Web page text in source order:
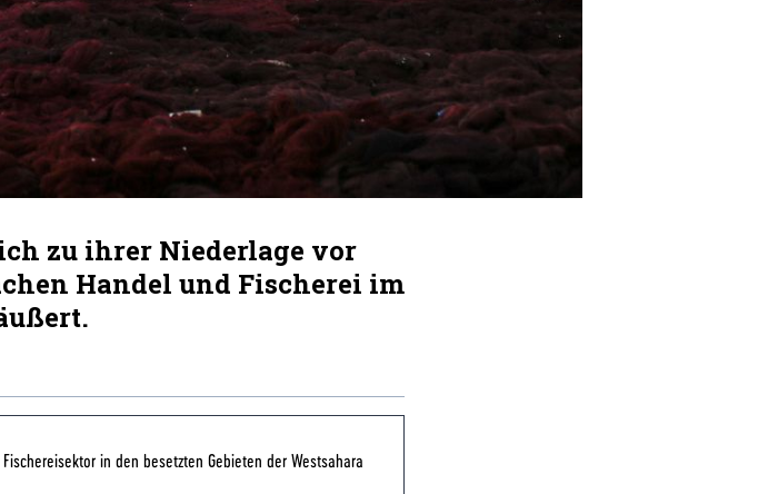
zu ihrer Niederlage vor
Handel und Fischerei im
in den besetzten Gebieten der Westsahara